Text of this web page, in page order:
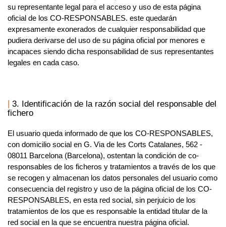
su representante legal para el acceso y uso de esta página
oficial de los CO-RESPONSABLES. este quedarán
expresamente exonerados de cualquier responsabilidad que
pudiera derivarse del uso de su página oficial por menores e
incapaces siendo dicha responsabilidad de sus representantes
legales en cada caso.
3. Identificación de la razón social del responsable del
fichero
El usuario queda informado de que los CO-RESPONSABLES,
con domicilio social en G. Via de les Corts Catalanes, 562 -
08011 Barcelona (Barcelona), ostentan la condición de co-
responsables de los ficheros y tratamientos a través de los que
se recogen y almacenan los datos personales del usuario como
consecuencia del registro y uso de la página oficial de los CO-
RESPONSABLES, en esta red social, sin perjuicio de los
tratamientos de los que es responsable la entidad titular de la
red social en la que se encuentra nuestra página oficial.